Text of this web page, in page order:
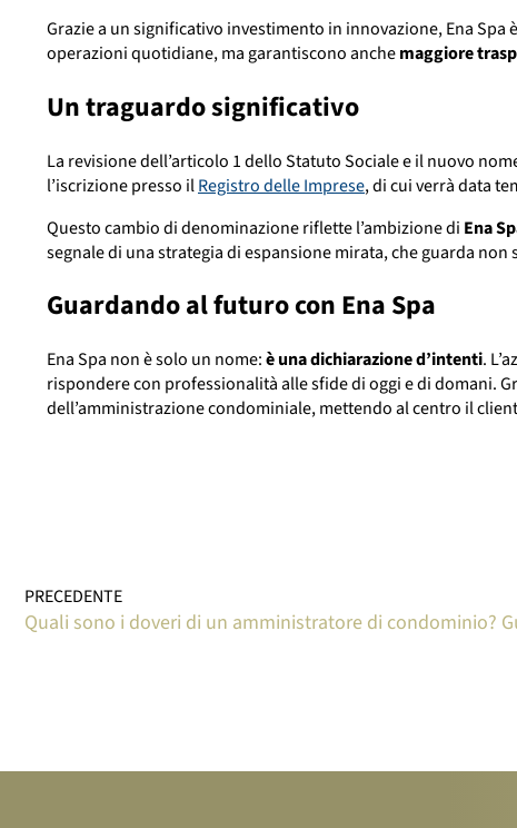
Grazie a un significativo investimento in innovazione, Ena Spa
operazioni quotidiane, ma garantiscono anchemaggiore
Un traguardo significativo
La revisione dell’articolo 1 dello Statuto Sociale e il nuovo
l’iscrizione presso ilRegistro delle Imprese, di cui verrà data
Questo cambio di denominazione riflette l’ambizione di Ena
segnale di una strategia di espansione mirata, che guarda non
Guardando al futuro con Ena Spa
Ena Spa non è solo un nome:è una dichiarazione d’intenti.
rispondere con professionalità alle sfide di oggi e di domani.
dell’amministrazione condominiale, mettendo al centro il
PRECEDENTE
Quali sono i doveri di un amministratore di condominio?